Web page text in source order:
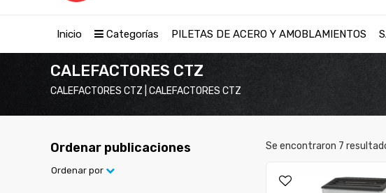
Inicio Categorías PILETAS DE ACERO Y AMOBLAMIENTOS
CALEFACTORES CTZ
CALEFACTORES CTZ | CALEFACTORES CTZ
Ordenar publicaciones
Ordenar por
Se encontraron 7